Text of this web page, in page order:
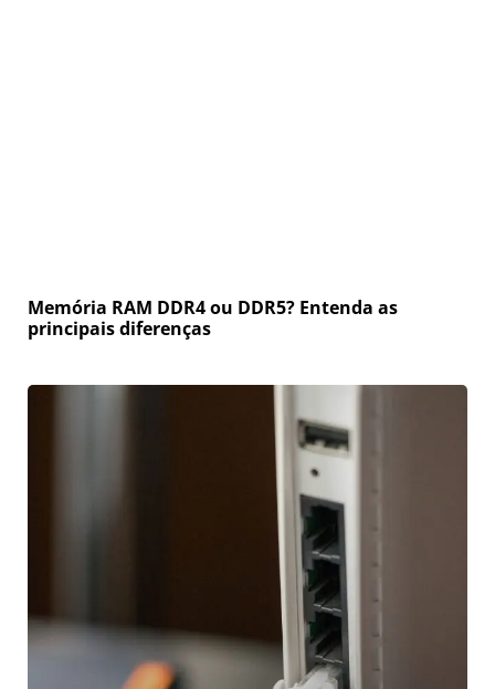
Memória RAM DDR4 ou DDR5? Entenda as
principais diferenças